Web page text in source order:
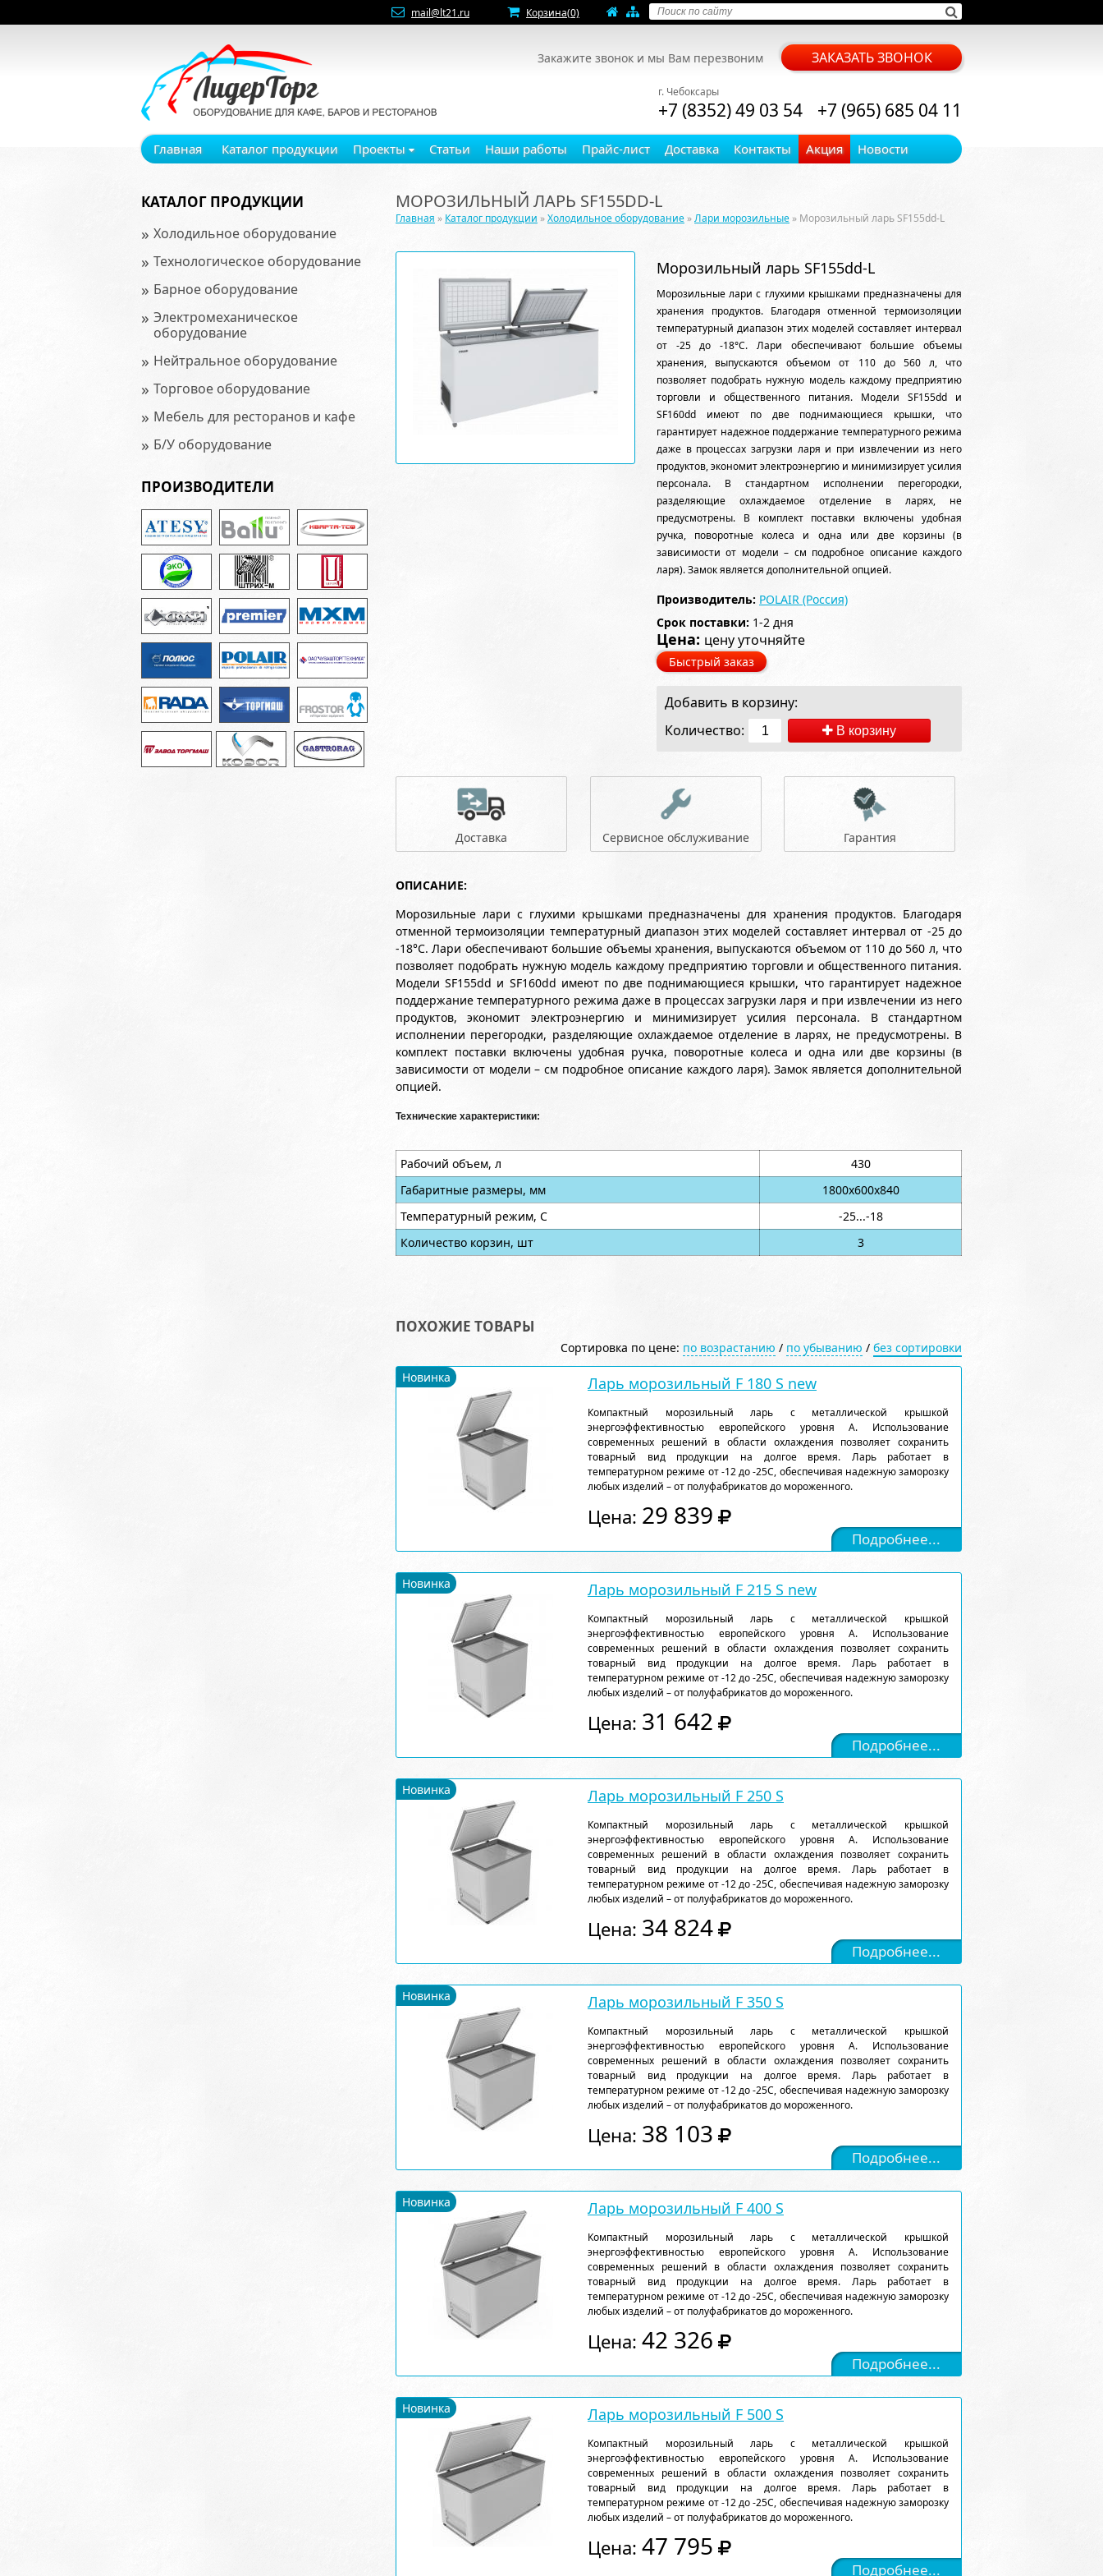
mail@lt21.ru Корзина(0)
Закажите звонок и мы Вам перезвоним ЗАКАЗАТЬ ЗВОНОК
г. Чебоксары
+7 (8352) 49 03 54 +7 (965) 685 04 11
Главная Каталог продукции Проекты Статьи Наши работы Прайс-лист Доставка Контакты Акция Новости
КАТАЛОГ ПРОДУКЦИИ
» Холодильное оборудование
» Технологическое оборудование
» Барное оборудование
» Электромеханическое
оборудование
» Нейтральное оборудование
» Торговое оборудование
» Мебель для ресторанов и кафе
» Б/У оборудование
ПРОИЗВОДИТЕЛИ
МОРОЗИЛЬНЫЙ ЛАРЬ SF155DD-L
Главная » Каталог продукции »Холодильное оборудование »Лари морозильные » Морозильный ларь SF155dd-L
Морозильный ларь SF155dd-L
Морозильные лари с глухими крышками предназначены для
хранения продуктов. Благодаря отменной термоизоляции
температурный диапазон этих моделей составляет интервал
от -25 до -18°С. Лари обеспечивают большие объемы
хранения, выпускаются объемом от 110 до 560 л, что
позволяет подобрать нужную модель каждому предприятию
торговли и общественного питания. Модели SF155dd и
SF160dd имеют по две поднимающиеся крышки, что
гарантирует надежное поддержание температурного режима
даже в процессах загрузки ларя и при извлечении из него
продуктов, экономит электроэнергию и минимизирует усилия
персонала. В стандартном исполнении перегородки,
разделяющие охлаждаемое отделение в ларях, не
предусмотрены. В комплект поставки включены удобная
ручка, поворотные колеса и одна или две корзины (в
зависимости от модели – см подробное описание каждого
ларя). Замок является дополнительной опцией.
Производитель: POLAIR (Россия)
Срок поставки: 1-2 дня
Цена: цену уточняйте
Быстрый заказ
Добавить в корзину:
Количество:
В корзину
Доставка Сервисное обслуживание Гарантия
ОПИСАНИЕ:
Морозильные лари с глухими крышками предназначены для хранения продуктов. Благодаря
отменной термоизоляции температурный диапазон этих моделей составляет интервал от -25 до
-18°С. Лари обеспечивают большие объемы хранения, выпускаются объемом от 110 до 560 л, что
позволяет подобрать нужную модель каждому предприятию торговли и общественного питания.
Модели SF155dd и SF160dd имеют по две поднимающиеся крышки, что гарантирует надежное
поддержание температурного режима даже в процессах загрузки ларя и при извлечении из него
продуктов, экономит электроэнергию и минимизирует усилия персонала. В стандартном
исполнении перегородки, разделяющие охлаждаемое отделение в ларях, не предусмотрены. В
комплект поставки включены удобная ручка, поворотные колеса и одна или две корзины (в
зависимости от модели – см подробное описание каждого ларя). Замок является дополнительной
опцией.
Технические характеристики:
Рабочий объем, л
430
Габаритные размеры, мм
1800х600х840
Температурный режим, С
-25...-18
Количество корзин, шт
3
ПОХОЖИЕ ТОВАРЫ
Сортировка по цене: по возрастанию / по убыванию / без сортировки
Новинка
Ларь морозильный F 180 S new
Компактный морозильный ларь с металлической крышкой
энергоэффективностью европейского уровня А. Использование
современных решений в области охлаждения позволяет сохранить
товарный вид продукции на долгое время. Ларь работает в
температурном режиме от -12 до -25С, обеспечивая надежную заморозку
любых изделий – от полуфабрикатов до мороженного.
Цена: 29 839
Подробнее...
Новинка Ларь морозильный F 215 S new
Компактный морозильный ларь с металлической крышкой
энергоэффективностью европейского уровня А. Использование
современных решений в области охлаждения позволяет сохранить
товарный вид продукции на долгое время. Ларь работает в
температурном режиме от -12 до -25С, обеспечивая надежную заморозку
любых изделий – от полуфабрикатов до мороженного.
Цена: 31 642
Подробнее...
Новинка Ларь морозильный F 250 S
Компактный морозильный ларь с металлической крышкой
энергоэффективностью европейского уровня А. Использование
современных решений в области охлаждения позволяет сохранить
товарный вид продукции на долгое время. Ларь работает в
температурном режиме от -12 до -25С, обеспечивая надежную заморозку
любых изделий – от полуфабрикатов до мороженного.
Цена: 34 824
Подробнее...
Новинка Ларь морозильный F 350 S
Компактный морозильный ларь с металлической крышкой
энергоэффективностью европейского уровня А. Использование
современных решений в области охлаждения позволяет сохранить
товарный вид продукции на долгое время. Ларь работает в
температурном режиме от -12 до -25С, обеспечивая надежную заморозку
любых изделий – от полуфабрикатов до мороженного.
Цена: 38 103
Подробнее...
Новинка Ларь морозильный F 400 S
Компактный морозильный ларь с металлической крышкой
энергоэффективностью европейского уровня А. Использование
современных решений в области охлаждения позволяет сохранить
товарный вид продукции на долгое время. Ларь работает в
температурном режиме от -12 до -25С, обеспечивая надежную заморозку
любых изделий – от полуфабрикатов до мороженного.
Цена: 42 326
Подробнее...
Новинка Ларь морозильный F 500 S
Компактный морозильный ларь с металлической крышкой
энергоэффективностью европейского уровня А. Использование
современных решений в области охлаждения позволяет сохранить
товарный вид продукции на долгое время. Ларь работает в
температурном режиме от -12 до -25С, обеспечивая надежную заморозку
любых изделий – от полуфабрикатов до мороженного.
Цена: 47 795
Подробнее...